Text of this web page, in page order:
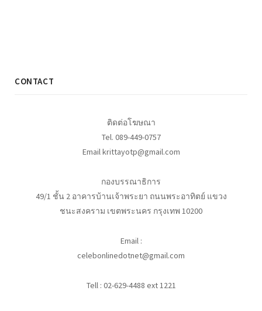
CONTACT
ติดต่อโฆษณา
Tel. 089-449-0757
Email krittayotp@gmail.com
กองบรรณาธิการ
49/1 ชั้น 2 อาคารบ้านเจ้าพระยา ถนนพระอาทิตย์ แขวง
ชนะสงคราม เขตพระนคร กรุงเทพ 10200
Email :
celebonlinedotnet@gmail.com
Tell : 02-629-4488 ext 1221